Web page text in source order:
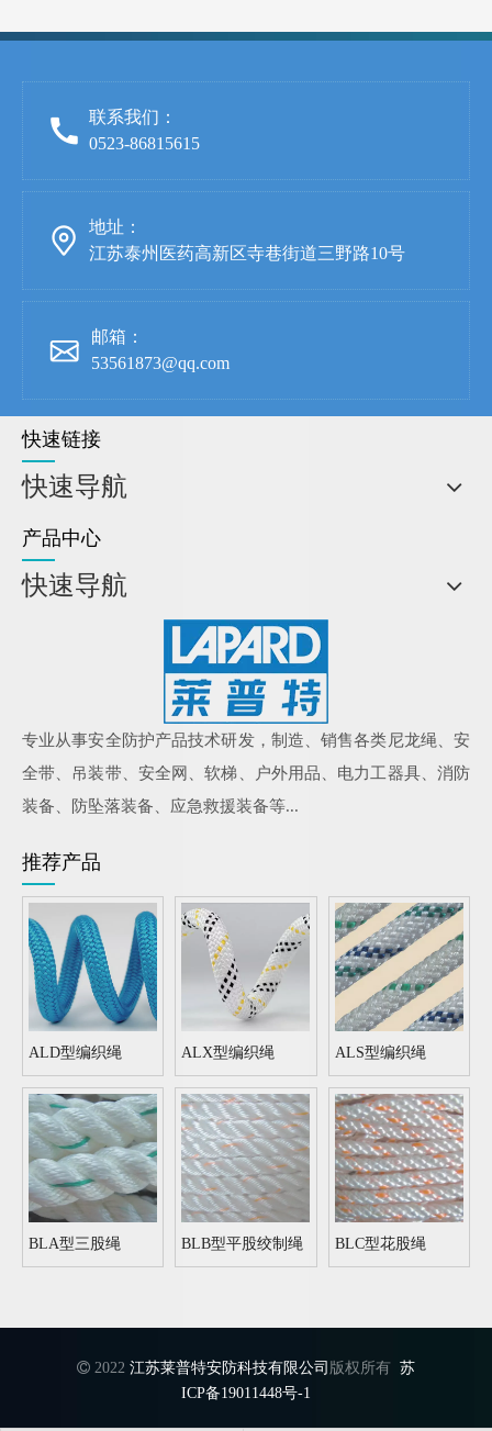
联系我们：
0523-86815615
地址：
江苏泰州医药高新区寺巷街道三野路10号
邮箱：
53561873@qq.com
快速链接
快速导航
产品中心
快速导航
专业从事安全防护产品技术研发，制造、销售各类尼龙绳、安
全带、吊装带、安全网、软梯、户外用品、电力工器具、消防
装备、防坠落装备、应急救援装备等...
推荐产品
ALD型编织绳 ALX型编织绳 ALS型编织绳
BLA型三股绳 BLB型平股绞制绳 BLC型花股绳
 2022 江苏莱普特安防科技有限公司 版权所有 苏
ICP备19011448号-1